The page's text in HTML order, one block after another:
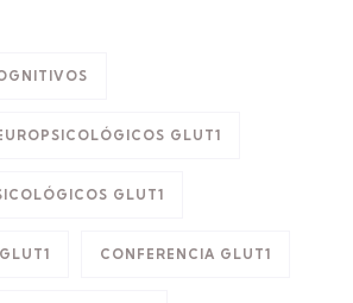
GLUT1
GLUT1
CONFERENCIA GLUT1